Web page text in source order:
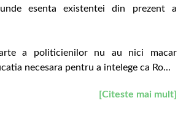
esenta existentei din prezent a
a politicienilor nu au nici macar
necesara pentru a intelege ca Ro...
[Citeste mai mult]